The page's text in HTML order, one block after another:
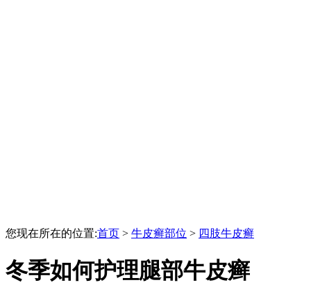
您现在所在的位置:首页 > 牛皮癣部位 > 四肢牛皮癣
冬季如何护理腿部牛皮癣